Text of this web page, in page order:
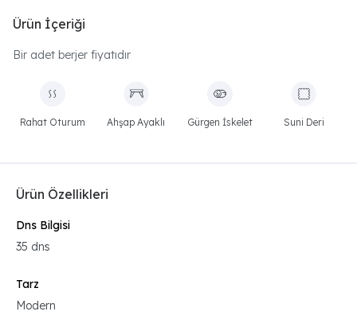
Ürün İçeriği
Bir adet berjer fiyatıdır
Rahat Oturum Ahşap Ayaklı Gürgen İskelet Suni Deri
Ürün Özellikleri
Dns Bilgisi
35 dns
Tarz
Modern